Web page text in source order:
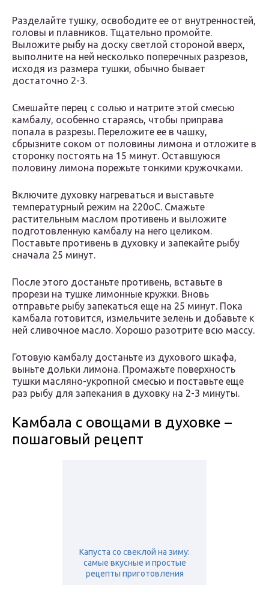
Разделайте тушку, освободите ее от внутренностей,
головы и плавников. Тщательно промойте.
Выложите рыбу на доску светлой стороной вверх,
выполните на ней несколько поперечных разрезов,
исходя из размера тушки, обычно бывает
достаточно 2-3.
Смешайте перец с солью и натрите этой смесью
камбалу, особенно стараясь, чтобы приправа
попала в разрезы. Переложите ее в чашку,
сбрызните соком от половины лимона и отложите в
сторонку постоять на 15 минут. Оставшуюся
половину лимона порежьте тонкими кружочками.
Включите духовку нагреваться и выставьте
температурный режим на 220оС. Смажьте
растительным маслом противень и выложите
подготовленную камбалу на него целиком.
Поставьте противень в духовку и запекайте рыбу
сначала 25 минут.
После этого достаньте противень, вставьте в
прорези на тушке лимонные кружки. Вновь
отправьте рыбу запекаться еще на 25 минут. Пока
камбала готовится, измельчите зелень и добавьте к
ней сливочное масло. Хорошо разотрите всю массу.
Готовую камбалу достаньте из духового шкафа,
выньте дольки лимона. Промажьте поверхность
тушки масляно-укропной смесью и поставьте еще
раз рыбу для запекания в духовку на 2-3 минуты.
Камбала с овощами в духовке –
пошаговый рецепт
Капуста со свеклой на зиму:
самые вкусные и простые
рецепты приготовления